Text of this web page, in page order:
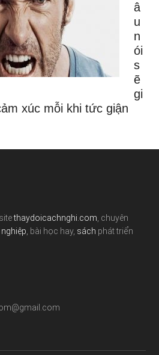
â
u
n
ói
s
ẽ
gi
xúc mỗi khi tức giận
thaydoicachnghi.com , chuyên
, bài học hay, sách phát triển